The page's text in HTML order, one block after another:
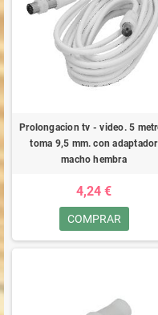
Prolongacion tv - video. 5
toma 9,5 mm. con adaptador
macho hembra
4,24 €
COMPRAR